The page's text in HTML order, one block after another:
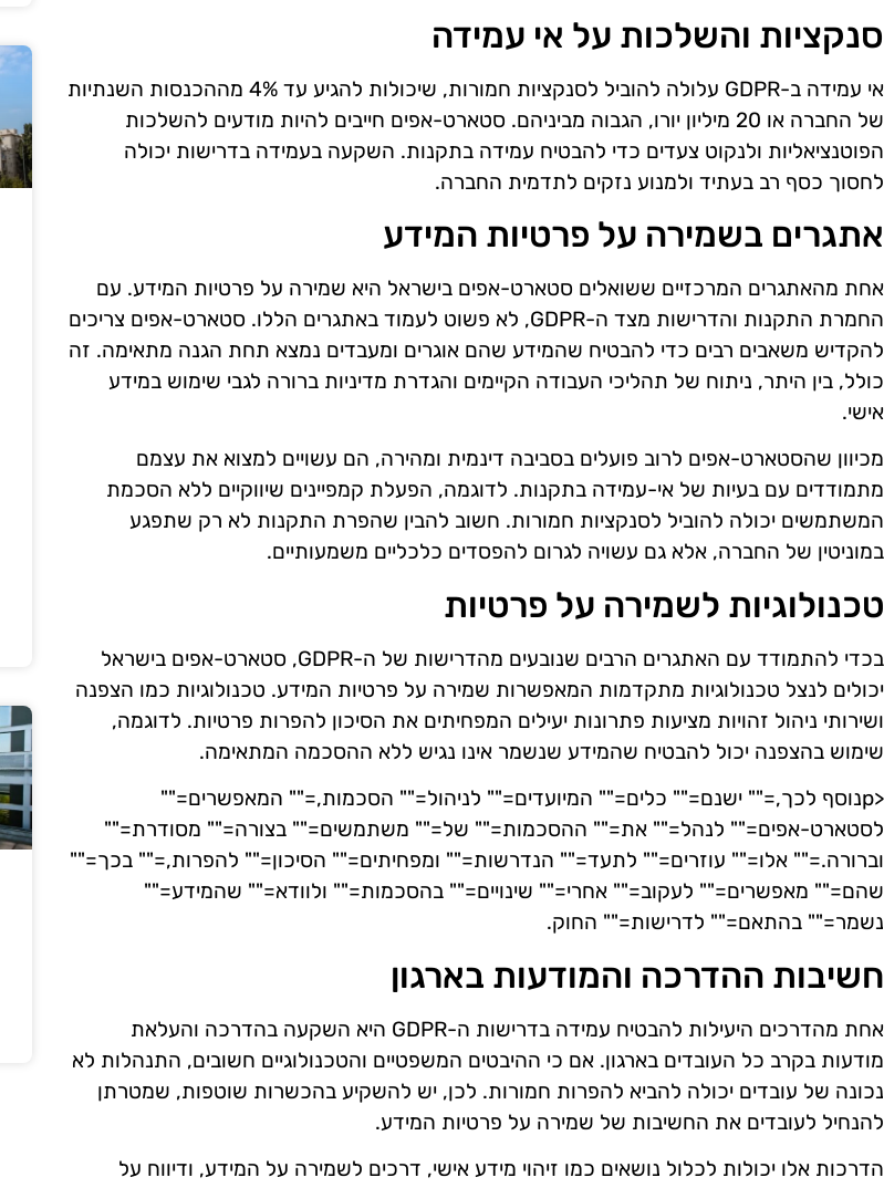
סנקציות והשלכות על אי עמידה
אי עמידה ב-GDPR עלולה להוביל לסנקציות חמורות, שיכולות להגיע עד 4% מההכנסות השנתיות
של החברה או 20 מיליון יורו, הגבוה מביניהם. סטארט-אפים חייבים להיות מודעים להשלכות
הפוטנציאליות ולנקוט צעדים כדי להבטיח עמידה בתקנות. השקעה בעמידה בדרישות יכולה
לחסוך כסף רב בעתיד ולמנוע נזקים לתדמית החברה.
אתגרים בשמירה על פרטיות המידע
אחת מהאתגרים המרכזיים ששואלים סטארט-אפים בישראל היא שמירה על פרטיות המידע. עם
החמרת התקנות והדרישות מצד ה-GDPR, לא פשוט לעמוד באתגרים הללו. סטארט-אפים צריכים
להקדיש משאבים רבים כדי להבטיח שהמידע שהם אוגרים ומעבדים נמצא תחת הגנה מתאימה. זה
כולל, בין היתר, ניתוח של תהליכי העבודה הקיימים והגדרת מדיניות ברורה לגבי שימוש במידע
אישי.
מכיוון שהסטארט-אפים לרוב פועלים בסביבה דינמית ומהירה, הם עשויים למצוא את עצמם
מתמודדים עם בעיות של אי-עמידה בתקנות. לדוגמה, הפעלת קמפיינים שיווקיים ללא הסכמת
המשתמשים יכולה להוביל לסנקציות חמורות. חשוב להבין שהפרת התקנות לא רק שתפגע
במוניטין של החברה, אלא גם עשויה לגרום להפסדים כלכליים משמעותיים.
טכנולוגיות לשמירה על פרטיות
בכדי להתמודד עם האתגרים הרבים שנובעים מהדרישות של ה-GDPR, סטארט-אפים בישראל
יכולים לנצל טכנולוגיות מתקדמות המאפשרות שמירה על פרטיות המידע. טכנולוגיות כמו הצפנה
ושירותי ניהול זהויות מציעות פתרונות יעילים המפחיתים את הסיכון להפרות פרטיות. לדוגמה,
שימוש בהצפנה יכול להבטיח שהמידע שנשמר אינו נגיש ללא ההסכמה המתאימה.
<pנוסף לכך,="" ישנם="" כלים="" המיועדים="" לניהול="" הסכמות,="" המאפשרים=""
לסטארט-אפים="" לנהל="" את="" ההסכמות="" של="" משתמשים="" בצורה="" מסודרת=""
וברורה.="" אלו="" עוזרים="" לתעד="" הנדרשות="" ומפחיתים="" הסיכון="" להפרות,="" בכך=""
שהם="" מאפשרים="" לעקוב="" אחרי="" שינויים="" בהסכמות="" ולוודא="" שהמידע=""
נשמר="" בהתאם="" לדרישות="" החוק.
חשיבות ההדרכה והמודעות בארגון
אחת מהדרכים היעילות להבטיח עמידה בדרישות ה-GDPR היא השקעה בהדרכה והעלאת
מודעות בקרב כל העובדים בארגון. אם כי ההיבטים המשפטיים והטכנולוגיים חשובים, התנהלות לא
נכונה של עובדים יכולה להביא להפרות חמורות. לכן, יש להשקיע בהכשרות שוטפות, שמטרתן
להנחיל לעובדים את החשיבות של שמירה על פרטיות המידע.
הדרכות אלו יכולות לכלול נושאים כמו זיהוי מידע אישי, דרכים לשמירה על המידע, ודיווח על